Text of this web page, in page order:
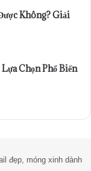
Không? Giải
Chọn Phổ Biến
đẹp, móng xinh dành